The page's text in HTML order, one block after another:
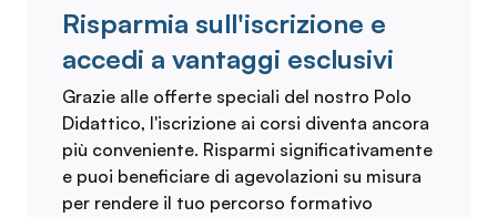
Risparmia sull'iscrizione e
accedi a vantaggi esclusivi
Grazie alle offerte speciali del nostro Polo
Didattico, l'iscrizione ai corsi diventa ancora
più conveniente. Risparmi significativamente
e puoi beneficiare di agevolazioni su misura
per rendere il tuo percorso formativo